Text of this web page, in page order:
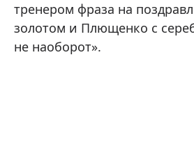
тренером фраза на
золотом и Плющенко с
не наоборот».